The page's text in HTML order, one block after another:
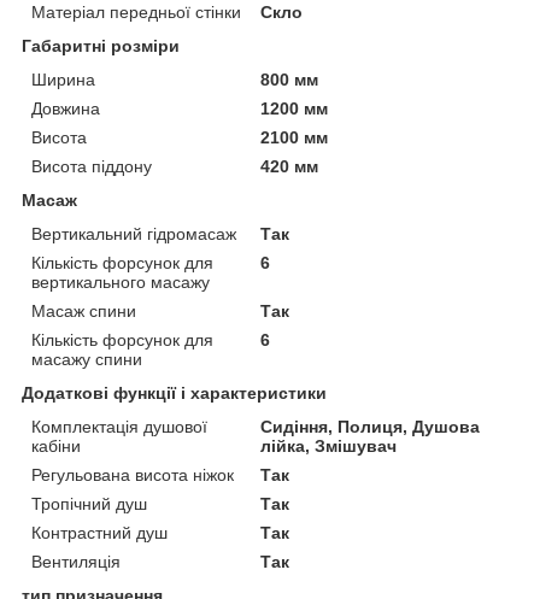
Матеріал передньої стінки
Скло
Габаритні розміри
Ширина
800 мм
Довжина
1200 мм
Висота
2100 мм
Висота піддону
420 мм
Масаж
Вертикальний гідромасаж
Так
Кількість форсунок для
вертикального масажу
6
Масаж спини
Так
Кількість форсунок для
масажу спини
6
Додаткові функції і характеристики
Комплектація душової
кабіни
Сидіння, Полиця, Душова
лійка, Змішувач
Регульована висота ніжок
Так
Тропічний душ
Так
Контрастний душ
Так
Вентиляція
Так
тип призначення